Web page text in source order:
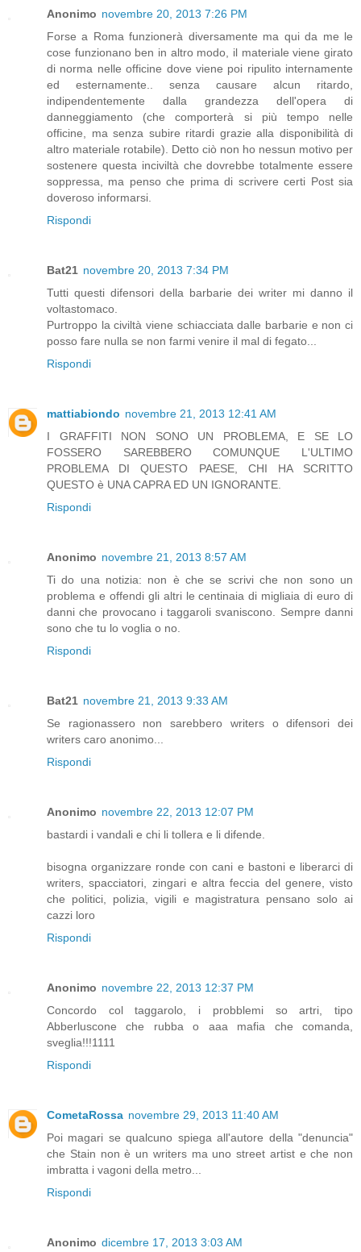
Anonimo novembre 20, 2013 7:26 PM
Forse a Roma funzionerà diversamente ma qui da me le
cose funzionano ben in altro modo, il materiale viene girato
di norma nelle officine dove viene poi ripulito internamente
ed esternamente.. senza causare alcun ritardo,
indipendentemente dalla grandezza dell'opera di
danneggiamento (che comporterà si più tempo nelle
officine, ma senza subire ritardi grazie alla disponibilità di
altro materiale rotabile). Detto ciò non ho nessun motivo per
sostenere questa inciviltà che dovrebbe totalmente essere
soppressa, ma penso che prima di scrivere certi Post sia
doveroso informarsi.
Rispondi
Bat21 novembre 20, 2013 7:34 PM
Tutti questi difensori della barbarie dei writer mi danno il
voltastomaco.
Purtroppo la civiltà viene schiacciata dalle barbarie e non ci
posso fare nulla se non farmi venire il mal di fegato...
Rispondi
mattiabiondo novembre 21, 2013 12:41 AM
I GRAFFITI NON SONO UN PROBLEMA, E SE LO
FOSSERO SAREBBERO COMUNQUE L'ULTIMO
PROBLEMA DI QUESTO PAESE, CHI HA SCRITTO
QUESTO è UNA CAPRA ED UN IGNORANTE.
Rispondi
Anonimo novembre 21, 2013 8:57 AM
Ti do una notizia: non è che se scrivi che non sono un
problema e offendi gli altri le centinaia di migliaia di euro di
danni che provocano i taggaroli svaniscono. Sempre danni
sono che tu lo voglia o no.
Rispondi
Bat21 novembre 21, 2013 9:33 AM
Se ragionassero non sarebbero writers o difensori dei
writers caro anonimo...
Rispondi
Anonimo novembre 22, 2013 12:07 PM
bastardi i vandali e chi li tollera e li difende.
bisogna organizzare ronde con cani e bastoni e liberarci di
writers, spacciatori, zingari e altra feccia del genere, visto
che politici, polizia, vigili e magistratura pensano solo ai
cazzi loro
Rispondi
Anonimo novembre 22, 2013 12:37 PM
Concordo col taggarolo, i probblemi so artri, tipo
Abberluscone che rubba o aaa mafia che comanda,
sveglia!!!1111
Rispondi
CometaRossa novembre 29, 2013 11:40 AM
Poi magari se qualcuno spiega all'autore della "denuncia"
che Stain non è un writers ma uno street artist e che non
imbratta i vagoni della metro...
Rispondi
Anonimo dicembre 17, 2013 3:03 AM